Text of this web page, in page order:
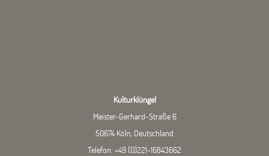
Kulturklüngel
Meister-Gerhard-Straße 6
50674 Köln, Deutschland
Telefon: +49 (0)221-16843662